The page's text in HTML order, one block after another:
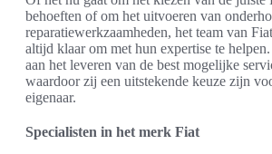
behoeften of om het uitvoeren van
reparatiewerkzaamheden, het team van
altijd klaar om met hun expertise te
aan het leveren van de best mogelijke
waardoor zij een uitstekende keuze zijn
eigenaar.
Specialisten in het merk Fiat